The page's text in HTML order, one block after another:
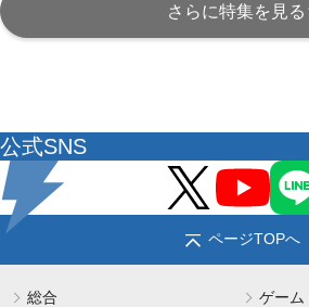
さらに特集を見る
公式SNS
ページTOPへ
総合 ゲーム